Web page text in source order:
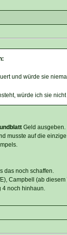
und würde sie
würde ich sie
Geld ausgeben.
musste auf die
das noch schaffen.
Campbell (ab
4 noch hinhaun.